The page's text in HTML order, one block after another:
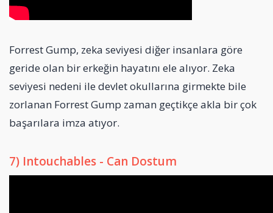
Forrest Gump, zeka seviyesi diğer insanlara göre
geride olan bir erkeğin hayatını ele alıyor. Zeka
seviyesi nedeni ile devlet okullarına girmekte bile
zorlanan Forrest Gump zaman geçtikçe akla bir çok
başarılara imza atıyor.
7) Intouchables - Can Dostum